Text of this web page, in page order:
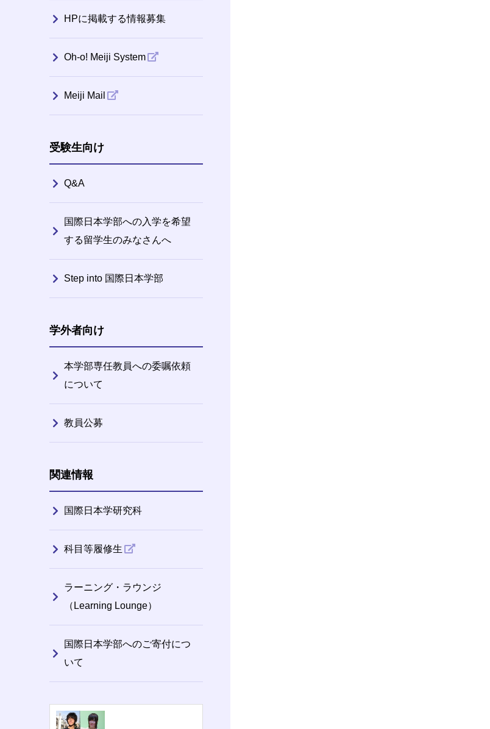
HPに掲載する情報募集
Oh-o! Meiji System
Meiji Mail
受験生向け
Q&A
国際日本学部への入学を希望
する留学生のみなさんへ
Step into 国際日本学部
学外者向け
本学部専任教員への委嘱依頼
について
教員公募
関連情報
国際日本学研究科
科目等履修生
ラーニング・ラウンジ
（Learning Lounge）
国際日本学部へのご寄付につ
いて